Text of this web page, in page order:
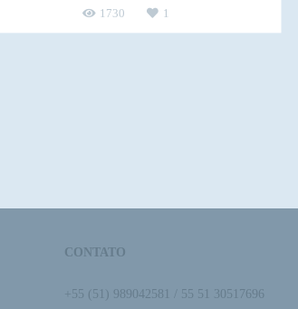
1730 1
CONTATO
+55 (51) 989042581 / 55 51 30517696